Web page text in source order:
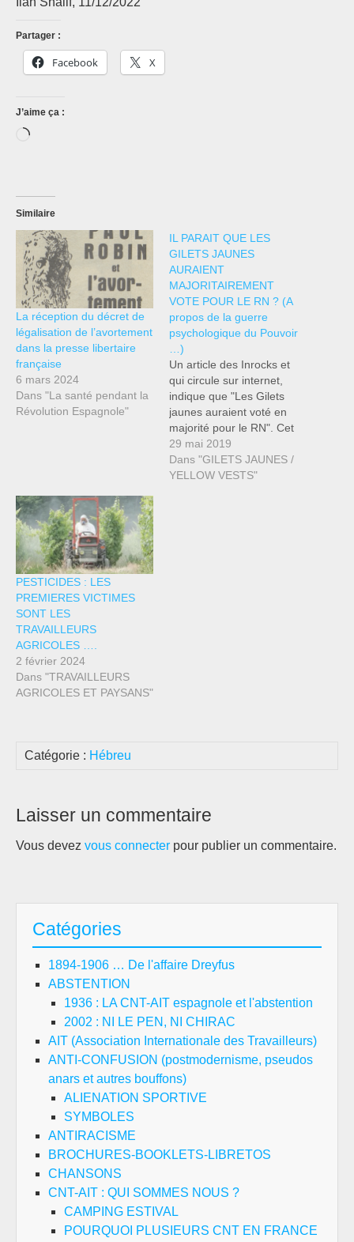
Partager :
Facebook X
J’aime ça :
Chargement…
Similaire
La réception du décret de
légalisation de l’avortement
dans la presse libertaire
française
6 mars 2024
Dans "La santé pendant la
Révolution Espagnole"
IL PARAIT QUE LES
GILETS JAUNES
AURAIENT
MAJORITAIREMENT
VOTE POUR LE RN ? (A
propos de la guerre
psychologique du Pouvoir
…)
Un article des Inrocks et
qui circule sur internet,
indique que "Les Gilets
jaunes auraient voté en
majorité pour le RN". Cet
article vise à démoraliser
les GJ et leurs soutiens.
Autopsie d'une
29 mai 2019
Dans "GILETS JAUNES /
YELLOW VESTS"
PESTICIDES : LES
PREMIERES VICTIMES
SONT LES
TRAVAILLEURS
AGRICOLES ….
2 février 2024
Dans "TRAVAILLEURS
AGRICOLES ET PAYSANS"
Catégorie : Hébreu
Laisser un commentaire
Vous devez vous connecter pour publier un commentaire.
Catégories
1894-1906 … De l'affaire Dreyfus
ABSTENTION
1936 : LA CNT-AIT espagnole et l'abstention
2002 : NI LE PEN, NI CHIRAC
AIT (Association Internationale des Travailleurs)
ANTI-CONFUSION (postmodernisme, pseudos
anars et autres bouffons)
ALIENATION SPORTIVE
SYMBOLES
ANTIRACISME
BROCHURES-BOOKLETS-LIBRETOS
CHANSONS
CNT-AIT : QUI SOMMES NOUS ?
CAMPING ESTIVAL
POURQUOI PLUSIEURS CNT EN FRANCE